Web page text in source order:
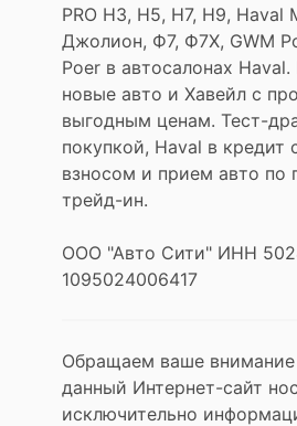
PRO H3, Н5, H7, Н9, Haval
Джолион, Ф7, Ф7Х, GWM
Poer в автосалонах
новые авто и Хавейл с
выгодным ценам. Тест-
покупкой, Haval в
взносом и прием авто по
трейд-ин.
ООО "Авто Сити" ИНН
1095024006417
Обращаем ваше внимание
данный Интернет-сайт
исключительно